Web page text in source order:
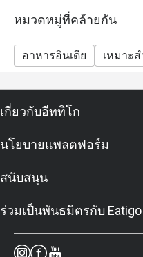
หมวดหมู่ที่คล้ายกัน
อาหารอินเดีย เหมาะ
เกี่ยวกับอีททิโก
นโยบายแพลตฟอร์ม
สนับสนุน
ร่วมเป็นพันธมิตรกับ Eatigo